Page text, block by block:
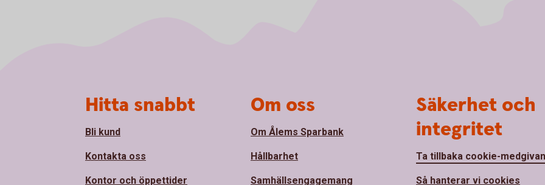
Hitta snabbt
Bli kund
Kontakta oss
Kontor och öppettider
Om oss
Om Ålems Sparbank
Hållbarhet
Samhällsengagemang
Säkerhet och
integritet
Ta tillbaka cookie-
Så hanterar vi cookies